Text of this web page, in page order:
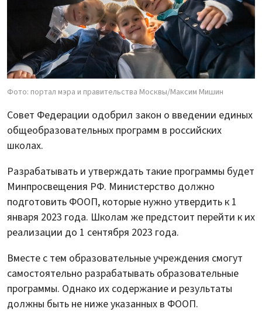
Фото: портал мэра и правительства Москвы/Максим Мишин
Совет Федерации одобрил закон о введении единых
общеобразовательных программ в российских
школах.
Разрабатывать и утверждать такие программы будет
Минпросвещения РФ. Министерство должно
подготовить ФООП, которые нужно утвердить к 1
января 2023 года. Школам же предстоит перейти к их
реализации до 1 сентября 2023 года.
Вместе с тем образовательные учреждения смогут
самостоятельно разрабатывать образовательные
программы. Однако их содержание и результаты
должны быть не ниже указанных в ФООП.